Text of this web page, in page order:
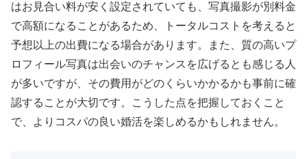
はお見合い料が安く設定されていても、写真撮影が別料金
で高額になることがあるため、トータルコストを考えると
予想以上の出費になる場合があります。また、質の高いプ
ロフィール写真は出会いのチャンスを広げるとも感じる人
が多いですが、その費用がどのくらいかかるかも事前に確
認することが大切です。こうした点を把握しておくこと
で、よりコスパの良い婚活を楽しめるかもしれません。